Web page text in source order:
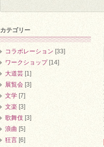
カテゴリー
コラボレーション [33]
ワークショップ[14]
大道芸 [1]
展覧会 [3]
文学 [7]
文楽 [3]
歌舞伎 [3]
浪曲 [5]
狂言 [6]